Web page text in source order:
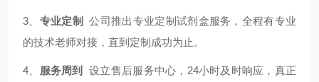
3、 专业定制
公司推出专业定制试剂盒服务，全程有专业
的技术老师对接，直到定制成功为止。
4、 服务周到
设立售后服务中心，24小时及时响应，真正